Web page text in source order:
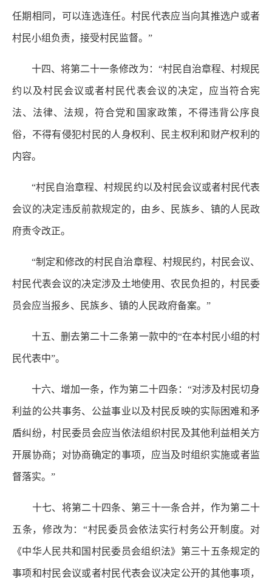
任期相同，可以连选连任。村民代表应当向其推选户或者
村民小组负责，接受村民监督。”
十四、将第二十一条修改为：“村民自治章程、村规民
约以及村民会议或者村民代表会议的决定，应当符合宪
法、法律、法规，符合党和国家政策，不得违背公序良
俗，不得有侵犯村民的人身权利、民主权利和财产权利的
内容。
“村民自治章程、村规民约以及村民会议或者村民代表
会议的决定违反前款规定的，由乡、民族乡、镇的人民政
府责令改正。
“制定和修改的村民自治章程、村规民约，村民会议、
村民代表会议的决定涉及土地使用、农民负担的，村民委
员会应当报乡、民族乡、镇的人民政府备案。”
十五、删去第二十二条第一款中的“在本村民小组的村
民代表中”。
十六、增加一条，作为第二十四条：“对涉及村民切身
利益的公共事务、公益事业以及村民反映的实际困难和矛
盾纠纷，村民委员会应当依法组织村民及其他利益相关方
开展协商；对协商确定的事项，应当及时组织实施或者监
督落实。”
十七、将第二十四条、第三十一条合并，作为第二十
五条，修改为：“村民委员会依法实行村务公开制度。对
《中华人民共和国村民委员会组织法》第三十五条规定的
事项和村民会议或者村民代表会议决定公开的其他事项，